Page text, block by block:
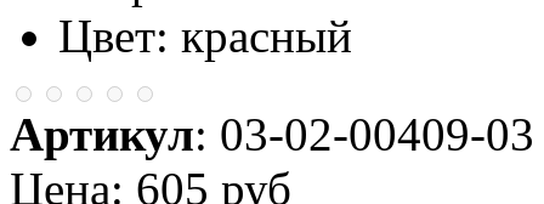
Цвет: красный
Артикул: 03-02-00409-03
Цена: 605 руб